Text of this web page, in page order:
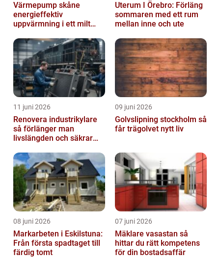
Värmepump skåne
energieffektiv
uppvärmning i ett milt
Uterum I Örebro: Förläng
sommaren med ett rum
mellan inne och ute
11 juni 2026
Renovera industrikylare
så förlänger man
livslängden och säkrar
09 juni 2026
Golvslipning stockholm så
får trägolvet nytt liv
08 juni 2026
Markarbeten i Eskilstuna:
Från första spadtaget till
färdig tomt
07 juni 2026
Mäklare vasastan så
hittar du rätt kompetens
för din bostadsaffär